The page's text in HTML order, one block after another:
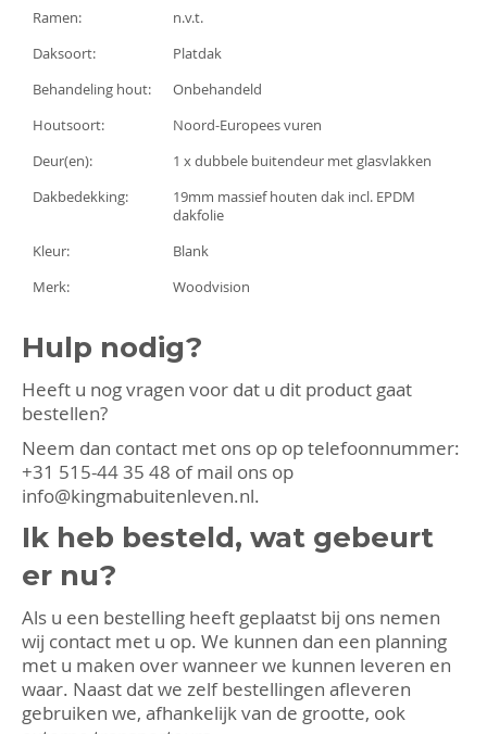
Ramen:
n.v.t.
Daksoort:
Platdak
Behandeling hout:
Onbehandeld
Houtsoort:
Noord-Europees vuren
Deur(en):
1 x dubbele buitendeur met glasvlakken
Dakbedekking:
19mm massief houten dak incl. EPDM
dakfolie
Kleur:
Blank
Merk:
Woodvision
Hulp nodig?
Heeft u nog vragen voor dat u dit product gaat
bestellen?
Neem dan contact met ons op op telefoonnummer:
+31 515-44 35 48 of mail ons op
info@kingmabuitenleven.nl.
Ik heb besteld, wat gebeurt
er nu?
Als u een bestelling heeft geplaatst bij ons nemen
wij contact met u op. We kunnen dan een planning
met u maken over wanneer we kunnen leveren en
waar. Naast dat we zelf bestellingen afleveren
gebruiken we, afhankelijk van de grootte, ook